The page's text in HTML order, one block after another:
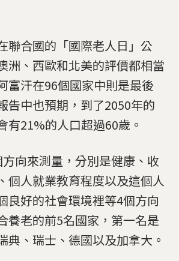
聯合國的「國際老人日」公
洲、西歐和北美的評價都相當
富汗在96個國家中則是最後
告中也預期，到了2050年的
有21%的人口超過60歲。
向來測量，分別是健康、收
個人就業教育程度以及這個人
良好的社會環境裡等4個方向
養老的前5名國家，第一名是
典、瑞士、德國以及加拿大。